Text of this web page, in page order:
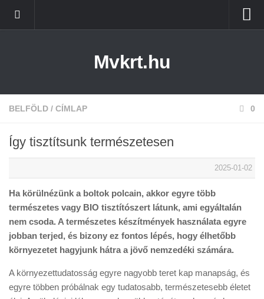
Tiszaújváros
Kazincbarcika
Életmód
Mvkrt.hu
BELFÖLD / CÍMLAP 0
Így tisztítsunk természetesen
2025-01-02
Ha körülnézünk a boltok polcain, akkor egyre több
természetes vagy BIO tisztítószert látunk, ami egyáltalán
nem csoda. A természetes készítmények használata egyre
jobban terjed, és bizony ez fontos lépés, hogy élhetőbb
környezetet hagyjunk hátra a jövő nemzedéki számára.
A környezettudatosság egyre nagyobb teret kap manapság, és
egyre többen próbálnak egy tudatosabb, természetesebb életet